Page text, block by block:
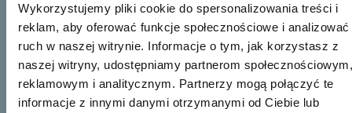
Wykorzystujemy pliki cookie do spersonalizowania treści i
reklam, aby oferować funkcje społecznościowe i analizować
ruch w naszej witrynie. Informacje o tym, jak korzystasz z
naszej witryny, udostępniamy partnerom społecznościowym,
reklamowym i analitycznym. Partnerzy mogą połączyć te
informacje z innymi danymi otrzymanymi od Ciebie lub